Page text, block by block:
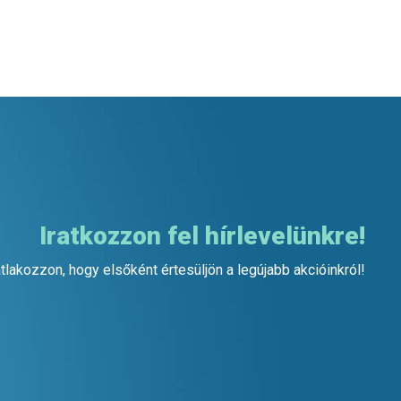
Iratkozzon fel hírlevelünkre!
hogy elsőként értesüljön a legújabb akcióinkról!